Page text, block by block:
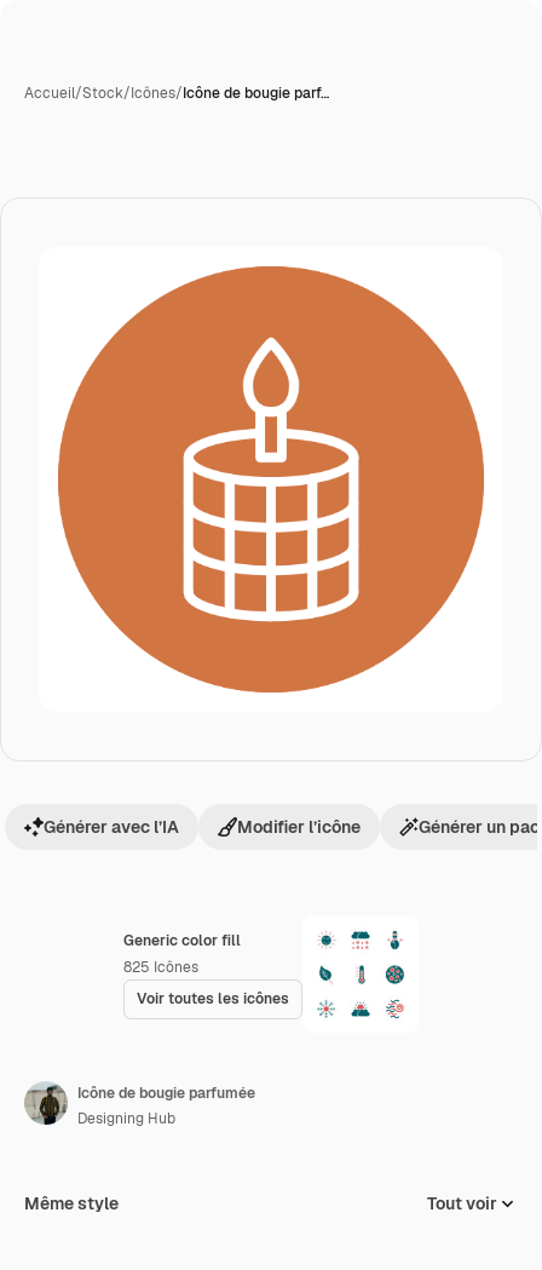
Accueil/Stock/Icônes/Icône de bougie parf…
Generic color fill
825 Icônes
Voir toutes les icônes
Générer avec l’IA Modifier l’icône Générer un
Icône de bougie parfumée
Designing Hub
Même style Tout voir